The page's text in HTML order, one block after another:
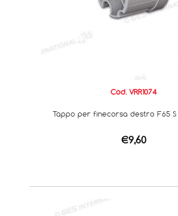
Cod. VRR1074
Tappo per finecorsa destro F65 S
€9,60